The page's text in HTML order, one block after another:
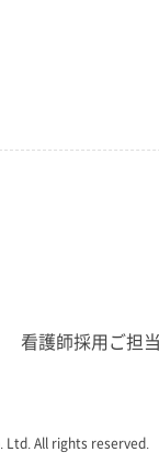
看護師採用ご担
Ltd. All rights reserved.